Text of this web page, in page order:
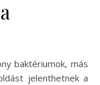
jelenthetnek a